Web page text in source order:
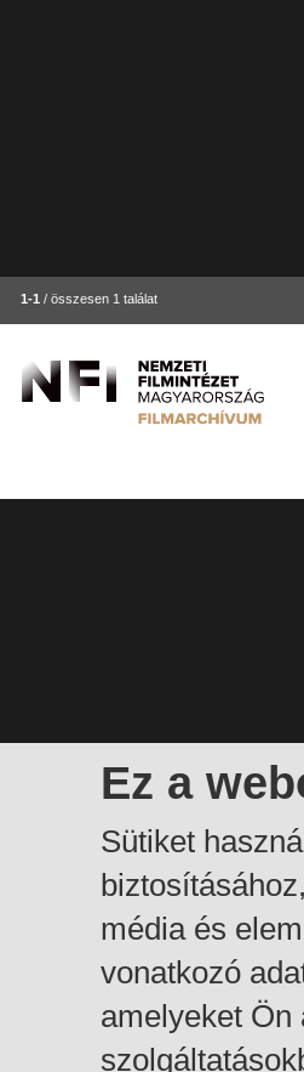
1-1 / összesen 1 találat
Ez a
Sütiket
média és
vonatkozó
amelyeket Ön